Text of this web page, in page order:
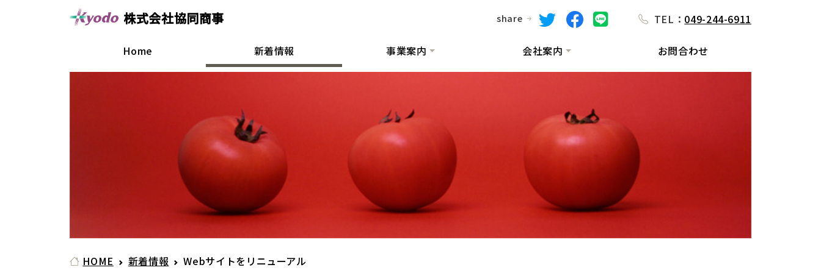
株式会社協同商事 share TEL： 049-244-6911
Home 新着情報 事業案内 会社案内 お問合わせ
HOME 新着情報 Webサイトをリニューアル